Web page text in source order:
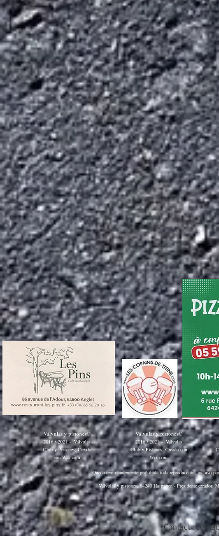
Válvulas y pistones©
2016 / 2021 - Válvulas
Club y Pistones. Creado
conWix.com
Válvulas y pistones©
2016 / 2021 - Válvulas
Club y Pistones. Creado con
Wix.com
- Queda terminantemente prohibida toda reproducción, incluso
Válvulas y pistones, 64240 Hasparren - Presidente creador:
Contact :